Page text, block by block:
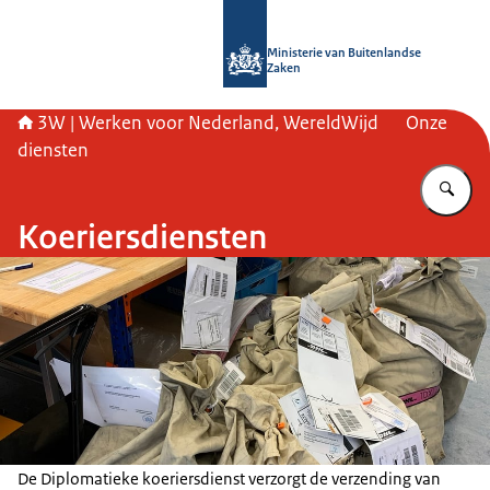
Ministerie van Buitenlandse
Zaken
3W | Werken voor Nederland, WereldWijd
Onze
diensten
Koeriersdiensten
De Diplomatieke koeriersdienst verzorgt de verzending van